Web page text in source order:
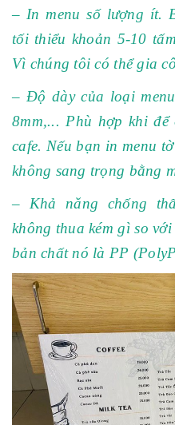
– In menu số lượng ít.
tối thiểu khoản 5-10
Vì chúng tôi có thể gia
– Độ dày của loại
8mm,... Phù hợp khi
cafe. Nếu bạn in menu
không sang trọng bằng
– Khả năng chống
không thua kém gì so
bản chất nó là PP